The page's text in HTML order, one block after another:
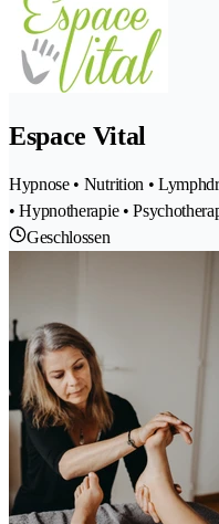
Espace Vital
Hypnose • Nutrition •
• Hypnotherapie •
Geschlossen